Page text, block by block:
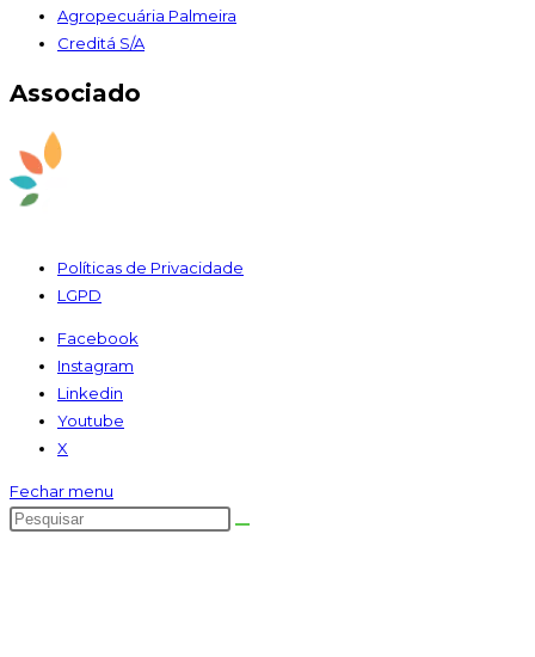
Agropecuária Palmeira
Creditá S/A
Associado
Políticas de Privacidade
LGPD
Facebook
Instagram
Linkedin
Youtube
X
Fechar menu